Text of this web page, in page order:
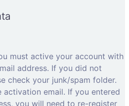
must active your account with
address. If you did not
check your junk/spam folder.
activation email. If you entered
you will need to re-register